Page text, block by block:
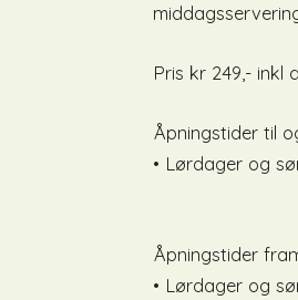
Pris kr 249,- inkl
Åpningstider til
• Lørdager og
Åpningstider
• Lørdager og